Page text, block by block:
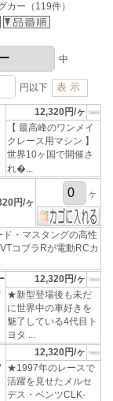
カー（119件）
中
円以下
12,320円/ヶ
【 最高峰のワンメイ
クレース用マシン 】
世界10ヶ国で開催さ
れ�...
円/ヶ
ヶ
・マスタングの高性
コブラRが電動RCカ
12,320円/ヶ
★新型登場後も未だ
に世界中の車好きを
魅了している4代目ト
ヨタ ...
12,320円/ヶ
★1997年のレースで
活躍を見せたメルセ
デス・ベンツCLK-